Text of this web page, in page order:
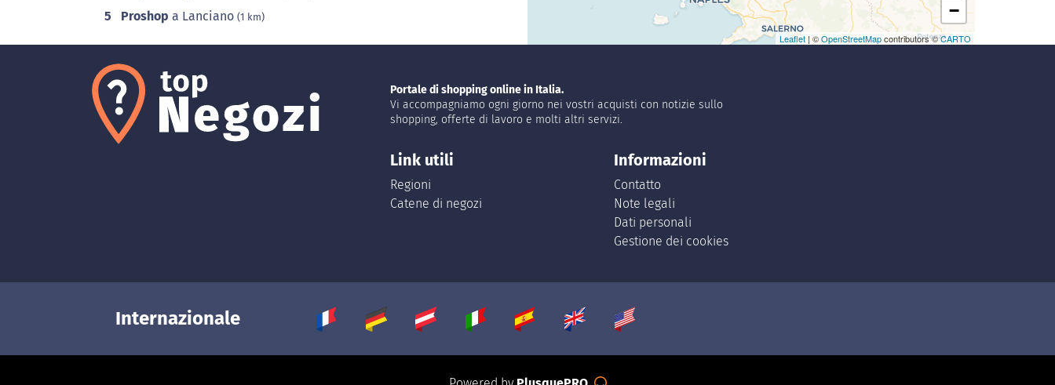
5 Proshop a Lanciano (1 km)
−
Leaflet| ©OpenStreetMapcontributors ©CARTO
Portale di shopping online in Italia.
Vi accompagniamo ogni giorno nei vostri acquisti con notizie sullo
shopping, offerte di lavoro e molti altri servizi.
Link utili
Regioni
Catene di negozi
Informazioni
Contatto
Note legali
Dati personali
Gestione dei cookies
Internazionale